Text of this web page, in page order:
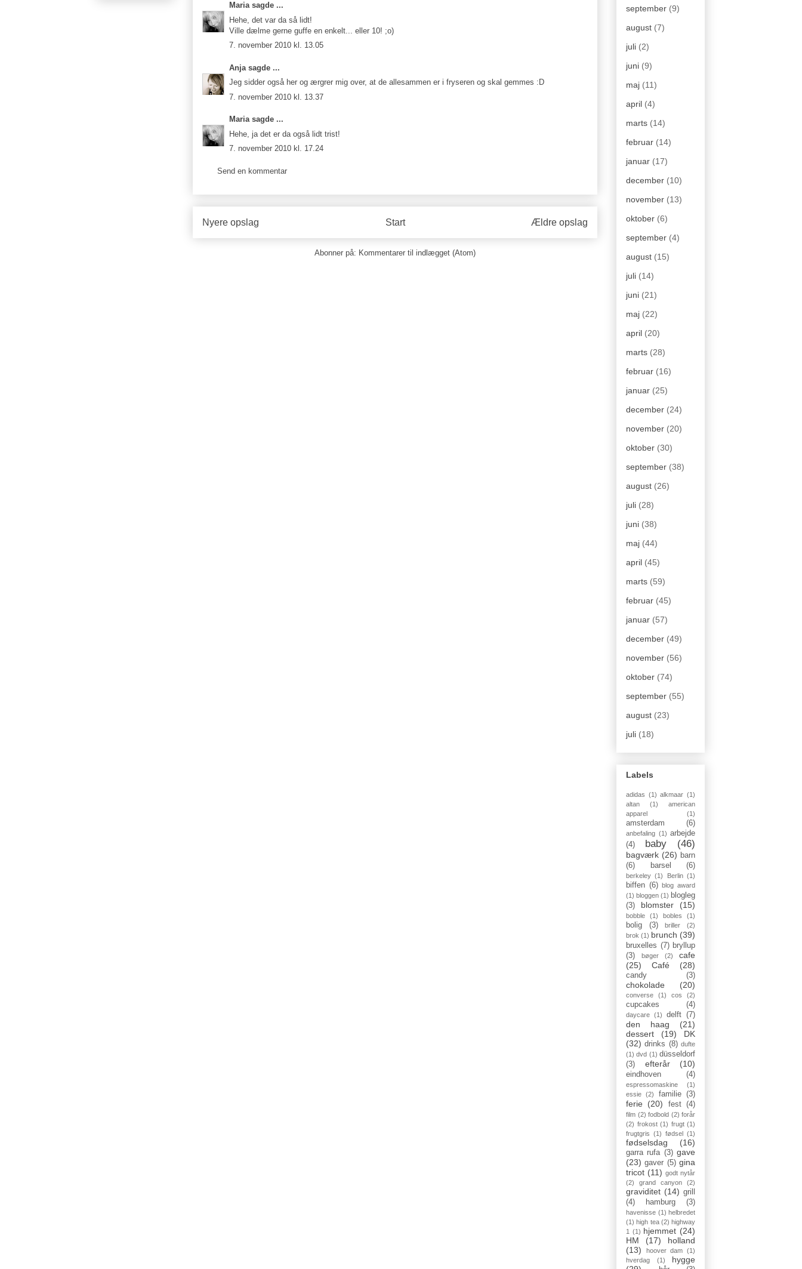
Mariasagde ...
Hehe, det var da så lidt!
Ville dælme gerne guffe en enkelt... eller 10! ;o)
7. november 2010 kl. 13.05
Anja sagde ...
Jeg sidder også her og ærgrer mig over, at de allesammen er i fryseren og skal gemmes :D
7. november 2010 kl. 13.37
Mariasagde ...
Hehe, ja det er da også lidt trist!
7. november 2010 kl. 17.24
Send en kommentar
Nyere opslag Ældre opslag
Start
Abonner på: Kommentarer til indlægget (Atom)
september (9)
august (7)
juli (2)
juni (9)
maj (11)
april (4)
marts (14)
februar (14)
januar (17)
december (10)
november (13)
oktober (6)
september (4)
august (15)
juli (14)
juni (21)
maj (22)
april (20)
marts (28)
februar (16)
januar (25)
december (24)
november (20)
oktober (30)
september (38)
august (26)
juli (28)
juni (38)
maj (44)
april (45)
marts (59)
februar (45)
januar (57)
december (49)
november (56)
oktober (74)
september (55)
august (23)
juli (18)
Labels
adidas (1) alkmaar (1)
altan
(1)
american
apparel
(1)
amsterdam (6)
anbefaling (1) arbejde
(4)
baby (46)
bagværk (26) barn
(6)
barsel (6)
berkeley (1) Berlin (1)
biffen (6)
blog award
(1) bloggen (1) blogleg
(3)
blomster (15)
bobble (1) bobles (1)
bolig (3) briller
(2)
brok (1) brunch (39)
bruxelles (7) bryllup
(3)
bøger (2)
cafe
(25)
Café (28)
candy (3)
chokolade (20)
converse (1) cos (2)
cupcakes (4)
daycare (1) delft (7)
den haag
(21)
dessert
(19)
DK
(32) drinks (8) dufte
(1) dvd (1) düsseldorf
(3)
efterår (10)
eindhoven (4)
espressomaskine
(1)
essie
(2) familie (3)
ferie (20) fest (4)
film (2) fodbold (2) forår
(2) frokost (1) frugt (1)
frugtgris (1) fødsel (1)
fødselsdag (16)
garra rufa (3) gave
(23) gaver (5) gina
tricot (11) godt nytår
(2)
grand canyon (2)
graviditet (14) grill
(4)
hamburg (3)
havenisse (1) helbredet
(1) high tea (2) highway
1
(1) hjemmet (24)
HM
(17)
holland
(13)
hoover dam (1)
hverdag
(1)
hygge